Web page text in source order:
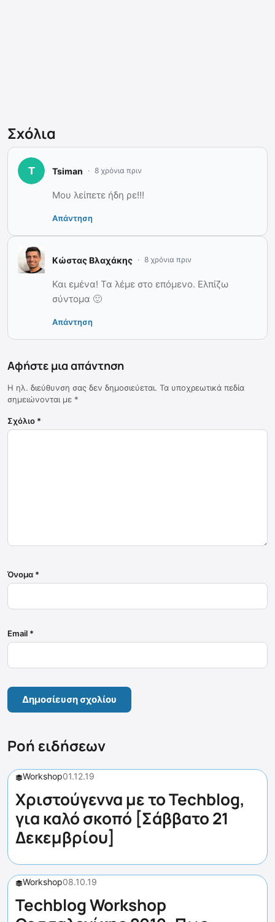
Σχόλια
Tsiman 8 χρόνια πριν
Μου λείπετε ήδη ρε!!!
Απάντηση
Κώστας Βλαχάκης 8 χρόνια πριν
Και εμένα! Τα λέμε στο επόμενο. Ελπίζω
σύντομα 🙂
Απάντηση
Αφήστε μια απάντηση
Η ηλ. διεύθυνση σας δεν δημοσιεύεται. Τα υποχρεωτικά πεδία
σημειώνονται με *
Σχόλιο *
Όνομα *
Email *
Ροή ειδήσεων
Workshop01.12.19
Χριστούγεννα με το Techblog,
για καλό σκοπό [Σάββατο 21
Δεκεμβρίου]
Workshop08.10.19
Techblog Workshop